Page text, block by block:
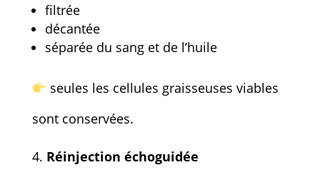
filtrée
décantée
séparée du sang et de l’huile
seules les cellules graisseuses viables
sont conservées.
Réinjection échoguidée